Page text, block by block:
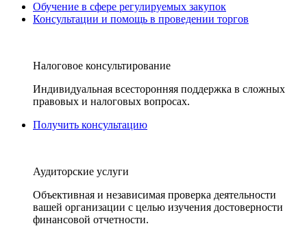
Обучение в сфере регулируемых закупок
Консультации и помощь в проведении торгов
Налоговое консультирование
Индивидуальная всесторонняя поддержка в сложных
правовых и налоговых вопросах.
Получить консультацию
Аудиторские услуги
Объективная и независимая проверка деятельности
вашей организации с целью изучения достоверности
финансовой отчетности.